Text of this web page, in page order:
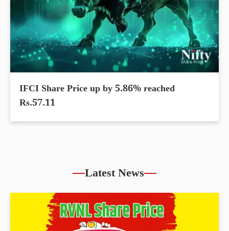
IFCI Share Price up by 5.86% reached
Rs.57.11
Latest News